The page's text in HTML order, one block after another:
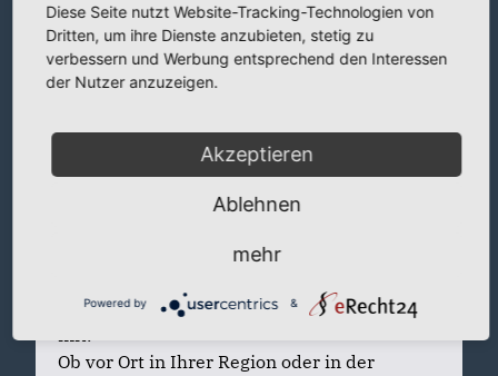
Für Newsletter eintragen
CDU, wollen mitdiskutieren und Ihre Ideen
Werden Sie CDU-Mitglied und machen Sie
mit!
Ob vor Ort in Ihrer Region oder in der
Diese Seite nutzt Website-Tracking-Technologien von
Dritten, um ihre Dienste anzubieten, stetig zu
verbessern und Werbung entsprechend den Interessen
der Nutzer anzuzeigen.
Akzeptieren
Ablehnen
mehr
Powered by &